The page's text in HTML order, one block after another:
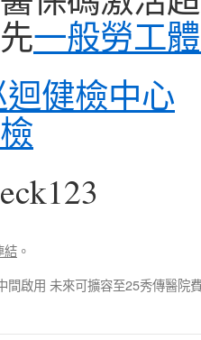
一般勞工
健檢中心
結 。
間啟用 未來可擴容至25秀傳醫院